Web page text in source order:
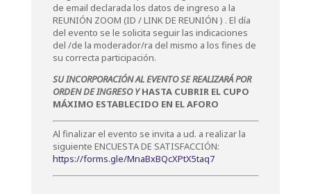
de email declarada los datos de ingreso a la
REUNIÓN ZOOM (ID / LINK DE REUNIÓN ) . El día
del evento se le solicita seguir las indicaciones
del /de la moderador/ra del mismo a los fines de
su correcta participación.
SU INCORPORACIÓN AL EVENTO SE REALIZARÁ POR
ORDEN DE INGRESO YHASTA CUBRIR EL CUPO
MÁXIMO ESTABLECIDO EN EL AFORO
Al finalizar el evento se invita a ud. a realizar la
siguiente ENCUESTA DE SATISFACCIÓN:
https://forms.gle/MnaBxBQcXPtX5taq7